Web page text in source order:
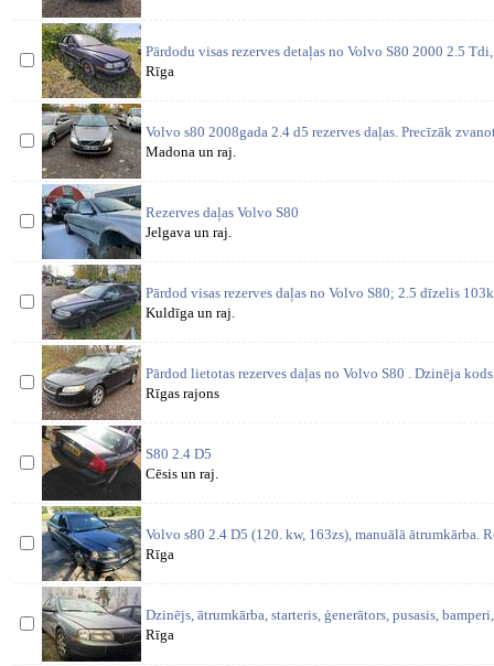
Pārdodu visas rezerves detaļas no Volvo S80 2000 2.5
Rīga
Volvo s80 2008gada 2.4 d5 rezerves daļas. Precīzāk
Madona un raj.
Rezerves daļas Volvo S80
Jelgava un raj.
Pārdod visas rezerves daļas no Volvo S80; 2.5 dīzelis
Kuldīga un raj.
Pārdod lietotas rezerves daļas no Volvo S80 . Dzinēja
Rīgas rajons
S80 2.4 D5
Cēsis un raj.
Volvo s80 2.4 D5 (120. kw, 163zs), manuālā ātrumkārba.
Rīga
Dzinējs, ātrumkārba, starteris, ģenerātors, pusasis,
Rīga